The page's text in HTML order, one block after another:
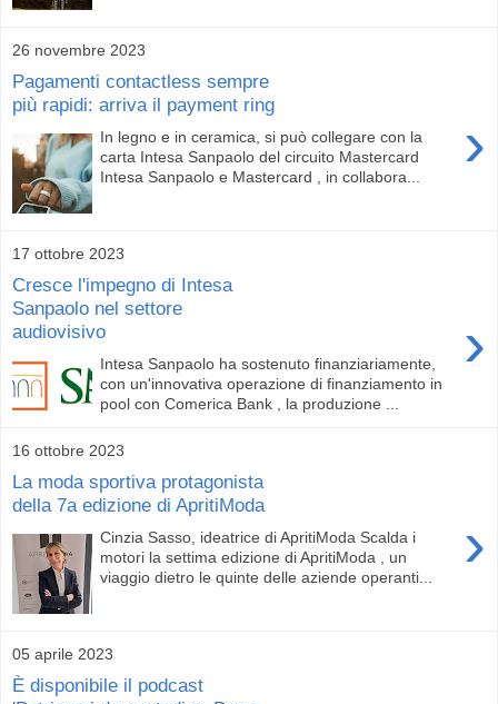
26 novembre 2023
Pagamenti contactless sempre
più rapidi: arriva il payment ring
›
In legno e in ceramica, si può collegare con la
carta Intesa Sanpaolo del circuito Mastercard
Intesa Sanpaolo e Mastercard , in collabora...
17 ottobre 2023
Cresce l'impegno di Intesa
Sanpaolo nel settore
audiovisivo
›
Intesa Sanpaolo ha sostenuto finanziariamente,
con un'innovativa operazione di finanziamento in
pool con Comerica Bank , la produzione ...
16 ottobre 2023
La moda sportiva protagonista
della 7a edizione di ApritiModa
›
Cinzia Sasso, ideatrice di ApritiModa Scalda i
motori la settima edizione di ApritiModa , un
viaggio dietro le quinte delle aziende operanti...
05 aprile 2023
È disponibile il podcast